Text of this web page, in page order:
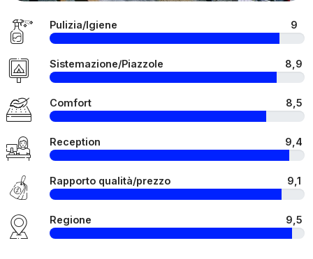
Pulizia/Igiene 9
Sistemazione/Piazzole 8,9
Comfort 8,5
Reception 9,4
Rapporto qualità/prezzo 9,1
Regione 9,5